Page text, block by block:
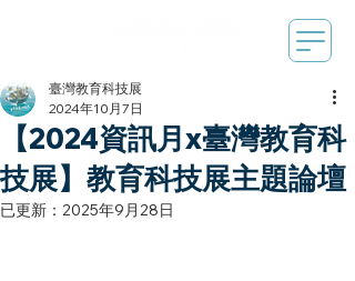
【2024資訊月x臺灣教育科
技展】教育科技展主題論壇
臺灣教育科技展
2024年10月7日
已更新： 2025年9月28日